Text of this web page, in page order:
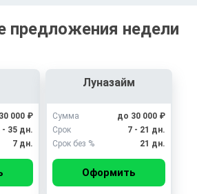
предложения недели
000 ₽
- 35 дн.
7 дн.
Луназайм
Сумма
до 30 000 ₽
Срок
7 - 21 дн.
Срок без %
21 дн.
Оформить